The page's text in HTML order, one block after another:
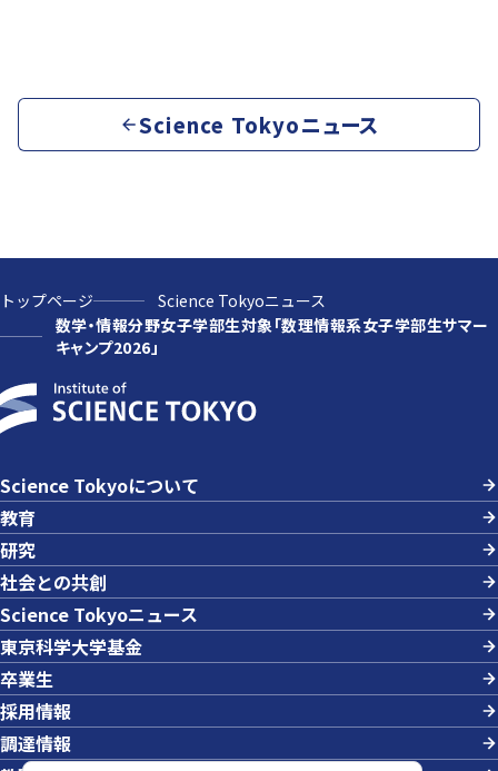
Science Tokyoニュース
トップページ
Science Tokyoニュース
数学・情報分野女子学部生対象「数理情報系女子学部生サマー
キャンプ2026」
Science Tokyoについて
教育
研究
社会との共創
Science Tokyoニュース
東京科学大学基金
卒業生
採用情報
調達情報